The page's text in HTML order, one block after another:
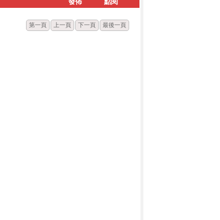
第一頁 上一頁 下一頁 最後一頁